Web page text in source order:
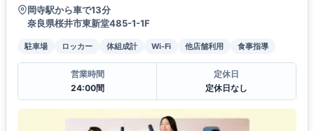
岡寺駅から車で13分
奈良県桜井市東新堂485-1-1F
駐車場 ロッカー 体組成計 Wi-Fi 他店舗利用 食事指導
営業時間
24:00間
定休日
定休日なし